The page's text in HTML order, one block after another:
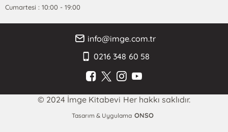
Cumartesi : 10:00 - 19:00
info@imge.com.tr
0216 348 60 58
© 2024 İmge Kitabevi Her hakkı saklıdır.
Tasarım & Uygulama ONSO